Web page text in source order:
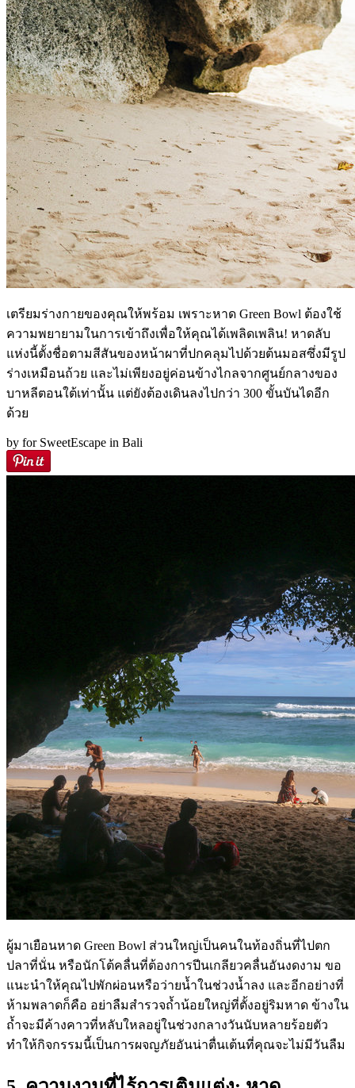
เตรียมร่างกายของคุณให้พร้อม เพราะหาด Green Bowl ต้องใช้
ความพยายามในการเข้าถึงเพื่อให้คุณได้เพลิดเพลิน! หาดลับ
แห่งนี้ตั้งชื่อตามสีสันของหน้าผาที่ปกคลุมไปด้วยต้นมอสซึ่งมีรูป
ร่างเหมือนถ้วย และไม่เพียงอยู่ค่อนข้างไกลจากศูนย์กลางของ
บาหลีตอนใต้เท่านั้น แต่ยังต้องเดินลงไปกว่า 300 ขั้นบันไดอีก
ด้วย
by for SweetEscape in Bali
ผู้มาเยือนหาด Green Bowl ส่วนใหญ่เป็นคนในท้องถิ่นที่ไปตก
ปลาที่นั่น หรือนักโต้คลื่นที่ต้องการปีนเกลียวคลื่นอันงดงาม ขอ
แนะนำให้คุณไปพักผ่อนหรือว่ายน้ำในช่วงน้ำลง และอีกอย่างที่
ห้ามพลาดก็คือ อย่าลืมสำรวจถ้ำน้อยใหญ่ที่ตั้งอยู่ริมหาด ข้างใน
ถ้ำจะมีค้างคาวที่หลับใหลอยู่ในช่วงกลางวันนับหลายร้อยตัว
ทำให้กิจกรรมนี้เป็นการผจญภัยอันน่าตื่นเต้นที่คุณจะไม่มีวันลืม